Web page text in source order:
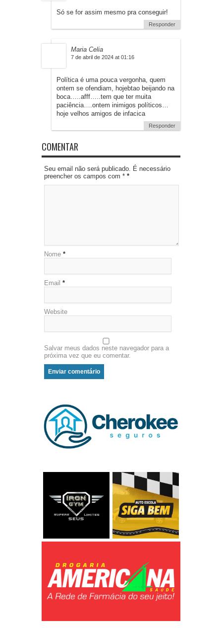
Só se for assim mesmo pra conseguir!
Responder
Maria Celia
7 de abril de 2024 at 01:16
Política é uma pouca vergonha, quem
ontem se ofendiam, hojebtao beijando na
boca…..afff…..tem que ter muita
paciência….ontem inimigos políticos…
hoje velhos amigos de infacica
Responder
COMENTAR
Seu email não será publicado. É necessário
preencher os campos com * *
Nome *
Email *
Website
Salvar meus dados neste navegador para a
próxima vez que eu comentar.